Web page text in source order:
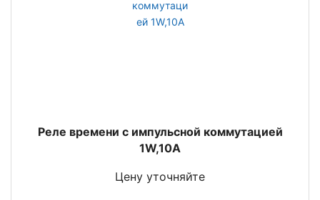
Реле времени с импульсной коммутацией
1W,10A
Цену уточняйте